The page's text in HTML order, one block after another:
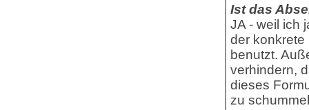
Ist das
JA - weil ich
der konkrete
benutzt.
verhindern,
dieses
zu